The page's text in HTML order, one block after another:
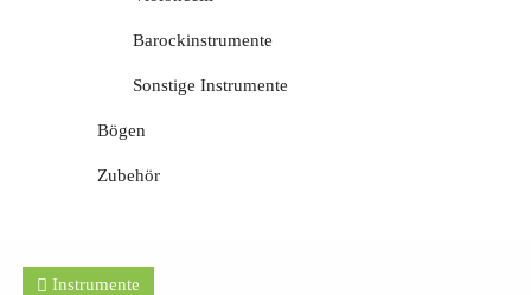
Barockinstrumente
Sonstige Instrumente
Bögen
Zubehör
Instrumente